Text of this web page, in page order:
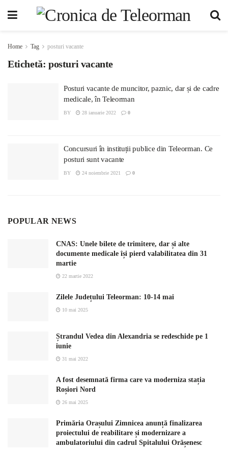
Home Tag posturi vacante
Etichetă: posturi vacante
Posturi vacante de muncitor, paznic, dar și de cadre
medicale, în Teleorman
BY 28 ianuarie 2022 0
Concursuri în instituții publice din Teleorman. Ce
posturi sunt vacante
BY 24 noiembrie 2021 0
POPULAR NEWS
CNAS: Unele bilete de trimitere, dar și alte
documente medicale își pierd valabilitatea din 31
martie
22 martie 2022
Zilele Județului Teleorman: 10-14 mai
10 mai 2025
Ștrandul Vedea din Alexandria se redeschide pe 1
iunie
31 mai 2022
A fost desemnată firma care va moderniza stația
Roșiori Nord
26 mai 2025
Primăria Orașului Zimnicea anunță finalizarea
proiectului de reabilitare și modernizare a
ambulatoriului din cadrul Spitalului Orășenesc